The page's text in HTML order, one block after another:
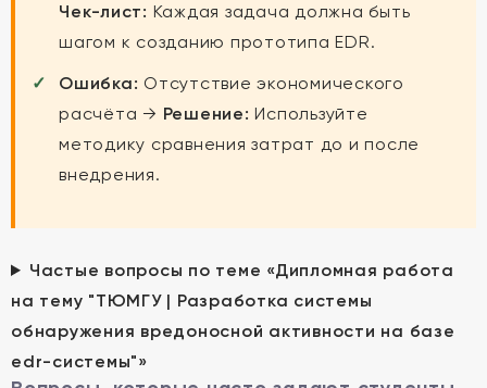
Чек-лист: Каждая задача должна быть
шагом к созданию прототипа EDR.
Ошибка: Отсутствие экономического
расчёта → Решение: Используйте
методику сравнения затрат до и после
внедрения.
Частые вопросы по теме «Дипломная работа
на тему "ТЮМГУ | Разработка системы
обнаружения вредоносной активности на базе
еdr-системы"»